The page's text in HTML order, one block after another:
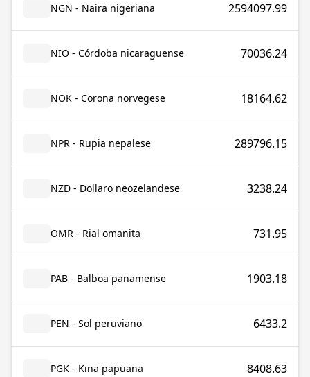
NGN - Naira nigeriana 2594097.99
NIO - Córdoba nicaraguense 70036.24
NOK - Corona norvegese 18164.62
NPR - Rupia nepalese 289796.15
NZD - Dollaro neozelandese 3238.24
OMR - Rial omanita 731.95
PAB - Balboa panamense 1903.18
PEN - Sol peruviano 6433.2
PGK - Kina papuana 8408.63